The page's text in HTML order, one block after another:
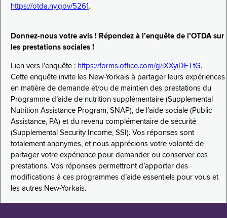
https://otda.ny.gov/5261 .
Donnez-nous votre avis ! Répondez à l’enquête de l’OTDA sur
les prestations sociales !
Lien vers l’enquête : https://forms.office.com/g/iXXyiDETtG.
Cette enquête invite les New-Yorkais à partager leurs expériences
en matière de demande et/ou de maintien des prestations du
Programme d’aide de nutrition supplémentaire (Supplemental
Nutrition Assistance Program, SNAP), de l’aide sociale (Public
Assistance, PA) et du revenu complémentaire de sécurité
(Supplemental Security Income, SSI). Vos réponses sont
totalement anonymes, et nous apprécions votre volonté de
partager votre expérience pour demander ou conserver ces
prestations. Vos réponses permettront d’apporter des
modifications à ces programmes d’aide essentiels pour vous et
les autres New-Yorkais.